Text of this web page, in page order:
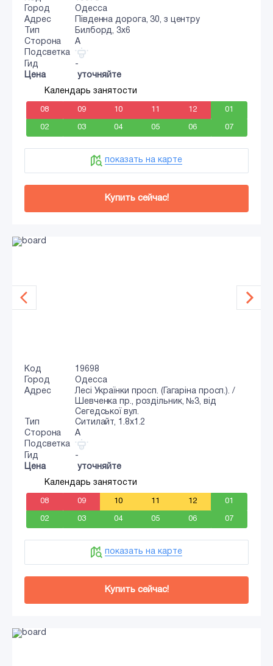
Город
Одесса
Адрес
Південна дорога, 30, з центру
Тип
Билборд, 3x6
Сторона
A
Подсветка
Гид
-
Цена
уточняйте
Календарь занятости
08 09 10 11 12 01
02 03 04 05 06 07
показать на карте
Купить сейчас!
Код
19698
Город
Одесса
Адрес
Лесі Українки просп. (Гагаріна просп.). /
Шевченка пр., роздільник, №3, від
Сегедської вул.
Тип
Ситилайт, 1.8x1.2
Сторона
A
Подсветка
Гид
-
Цена
уточняйте
Календарь занятости
08 09 10 11 12 01
02 03 04 05 06 07
показать на карте
Купить сейчас!